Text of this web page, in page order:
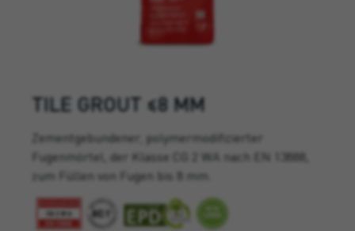
TILE GROUT ≤8 MM
Zementgebundener, polymermodifizierter
Fugenmörtel, der Klasse CG 2 WA nach EN 13888,
zum Füllen von Fugen bis 8 mm.